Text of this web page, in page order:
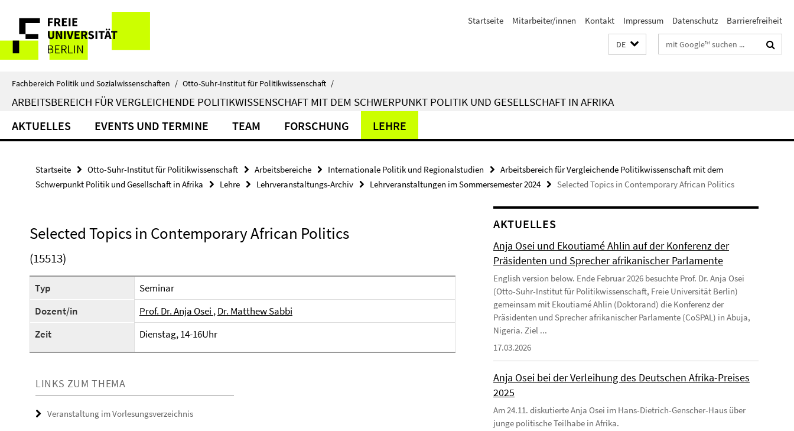
direkt
Inhalt
Service-
Navigation
Startseite Mitarbeiter/innen Kontakt Impressum Datenschutz Barrierefreiheit
DE Suchbegriffe
Fachbereich Politik und Sozialwissenschaften / Otto-Suhr-Institut für Politikwissenschaft /
ARBEITSBEREICH FÜR VERGLEICHENDE POLITIKWISSENSCHAFT MIT DEM SCHWERPUNKT POLITIK UND GESELLSCHAFT IN AFRIKA
AKTUELLES EVENTS UND TERMINE TEAM FORSCHUNG LEHRE
Startseite Otto-Suhr-Institut für Politikwissenschaft Arbeitsbereiche Internationale Politik und Regionalstudien
Arbeitsbereich für Vergleichende Politikwissenschaft mit dem
Schwerpunkt Politik und Gesellschaft in Afrika
Lehre Lehrveranstaltungs-Archiv Lehrveranstaltungen im Sommersemester 2024 Selected Topics in Contemporary African Politics
Selected Topics in Contemporary African Politics
(15513)
Typ
Seminar
Dozent/in
Prof. Dr. Anja Osei ,Dr. Matthew Sabbi
Zeit
Dienstag, 14-16Uhr
LINKS ZUM THEMA
Veranstaltung im Vorlesungsverzeichnis
AKTUELLES
Anja Osei und Ekoutiamé Ahlin auf der Konferenz der
Präsidenten und Sprecher afrikanischer Parlamente
English version below. Ende Februar 2026 besuchte Prof. Dr. Anja Osei
(Otto-Suhr-Institut für Politikwissenschaft, Freie Universität Berlin)
gemeinsam mit Ekoutiamé Ahlin (Doktorand) die Konferenz der
Präsidenten und Sprecher afrikanischer Parlamente (CoSPAL) in Abuja,
Nigeria. Ziel ...
17.03.2026
Anja Osei bei der Verleihung des Deutschen Afrika-Preises
2025
Am 24.11. diskutierte Anja Osei im Hans-Dietrich-Genscher-Haus über
junge politische Teilhabe in Afrika.